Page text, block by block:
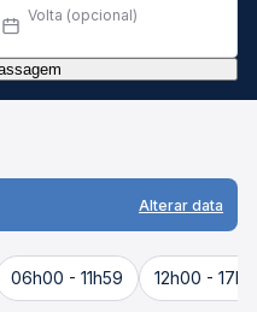
Volta (opcional)
Alterar data
06h00 - 11h59 12h00 -